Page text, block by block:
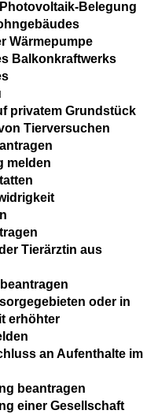
Belegung
Wärmepumpe
Balkonkraftwerks
privatem Grundstück
Tierversuchen
melden
Tierärztin aus
oder in
erhöhter
an Aufenthalte im
beantragen
einer Gesellschaft